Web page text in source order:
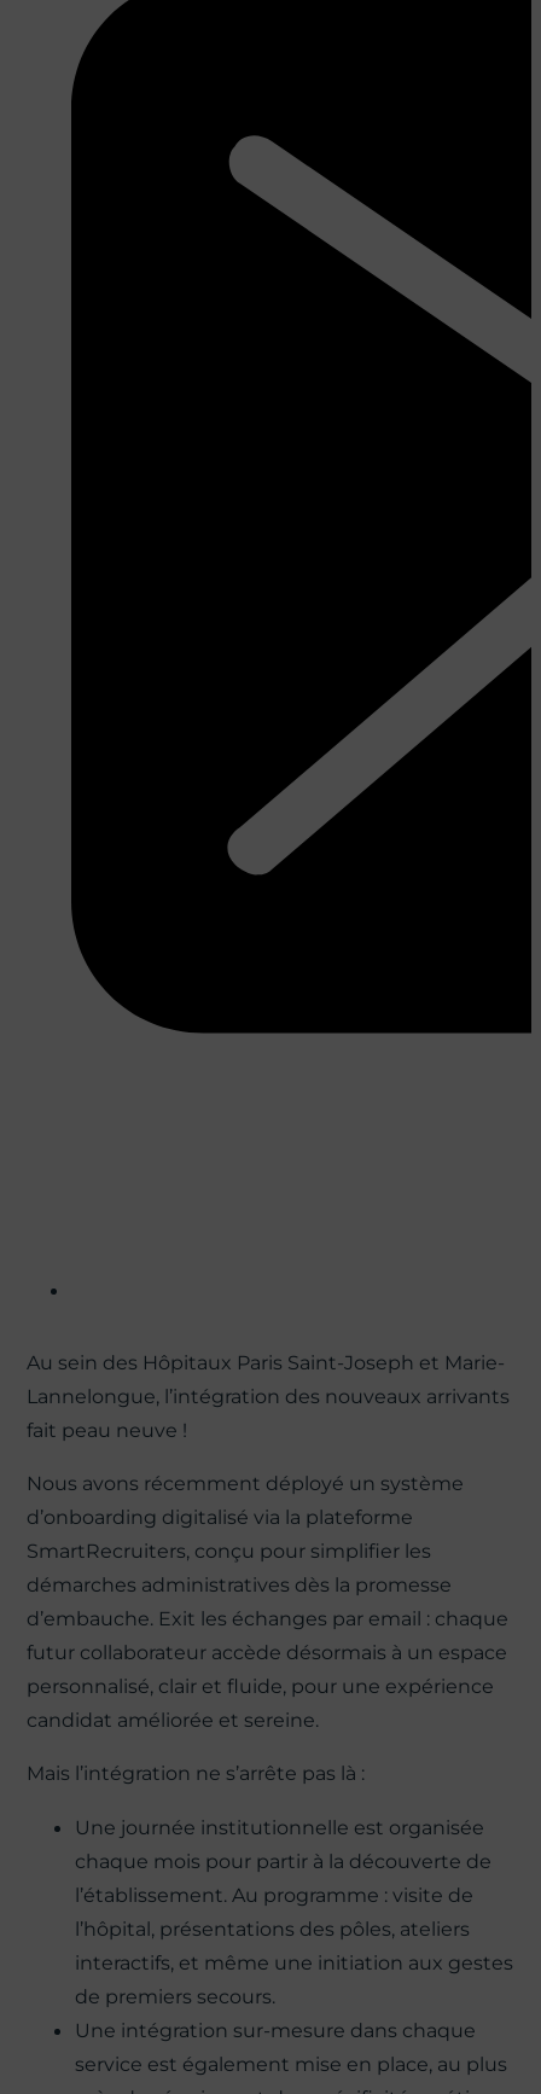
Au sein des Hôpitaux Paris Saint-Joseph et Marie-
Lannelongue, l’intégration des nouveaux arrivants
fait peau neuve !
Nous avons récemment déployé un système
d’onboarding digitalisé via la plateforme
SmartRecruiters, conçu pour simplifier les
démarches administratives dès la promesse
d’embauche. Exit les échanges par email : chaque
futur collaborateur accède désormais à un espace
personnalisé, clair et fluide, pour une expérience
candidat améliorée et sereine.
Mais l’intégration ne s’arrête pas là :
Une journée institutionnelle est organisée
chaque mois pour partir à la découverte de
l’établissement. Au programme : visite de
l’hôpital, présentations des pôles, ateliers
interactifs, et même une initiation aux gestes
de premiers secours.
Une intégration sur-mesure dans chaque
service est également mise en place, au plus